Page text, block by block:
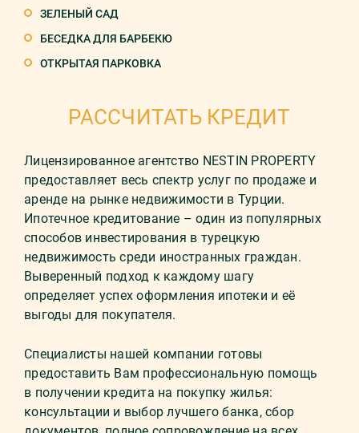
ЗЕЛЕНЫЙ САД
БЕСЕДКА ДЛЯ БАРБЕКЮ
ОТКРЫТАЯ ПАРКОВКА
РАССЧИТАТЬ КРЕДИТ
Лицензированное агентство NESTIN PROPERTY
предоставляет весь спектр услуг по продаже и
аренде на рынке недвижимости в Турции.
Ипотечное кредитование – один из популярных
способов инвестирования в турецкую
недвижимость среди иностранных граждан.
Выверенный подход к каждому шагу
определяет успех оформления ипотеки и её
выгоды для покупателя.
Специалисты нашей компании готовы
предоставить Вам профессиональную помощь
в получении кредита на покупку жилья:
консультации и выбор лучшего банка, сбор